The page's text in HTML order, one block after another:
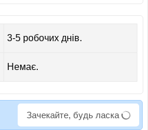
3-5 робочих днів.
Немає.
Зачекайте, будь ласка